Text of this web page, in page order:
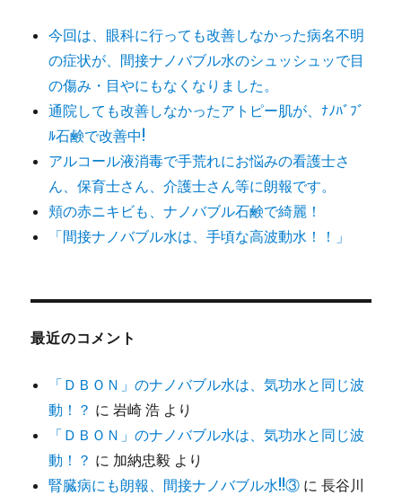
今回は、眼科に行っても改善しなかった病名不明
の症状が、間接ナノバブル水のシュッシュッで目
の傷み・目やにもなくなりました。
通院しても改善しなかったアトピー肌が、ﾅﾉﾊﾞﾌﾞ
ﾙ石鹸で改善中!
アルコール液消毒で手荒れにお悩みの看護士さ
ん、保育士さん、介護士さん等に朗報です。
頬の赤ニキビも、ナノバブル石鹸で綺麗！
「間接ナノバブル水は、手頃な高波動水！！」
最近のコメント
「ＤＢＯＮ」のナノバブル水は、気功水と同じ波
動！？ に岩崎 浩 より
「ＤＢＯＮ」のナノバブル水は、気功水と同じ波
動！？ に 加納忠毅 より
腎臓病にも朗報、間接ナノバブル水!!③ に長谷川